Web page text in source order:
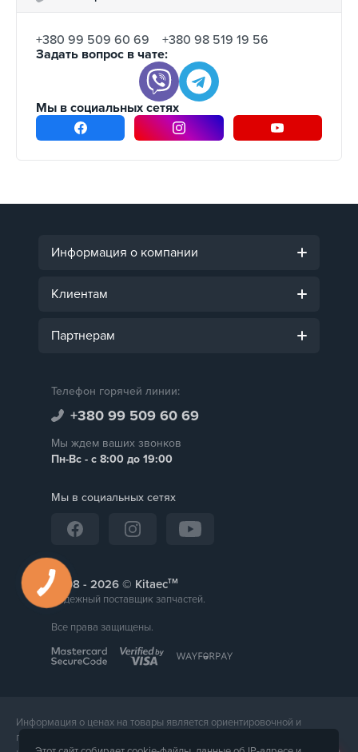
+380 99 509 60 69
+380 98 519 19 56
Задать вопрос в чате:
Мы в социальных сетях
Информация о компании
Клиентам
Партнерам
Телефон горячей линии:
+380 99 509 60 69
Мы ждем ваших звонков
Пн-Вс - с 8:00 до 19:00
Мы в социальных сетях
2008 - © Kitaecтм
Надежный поставщик запчастей.
Все права защищены.
Информация о ценах на товары является ориентировочной и
предоставляется для справки. Точная стоимость товара будет